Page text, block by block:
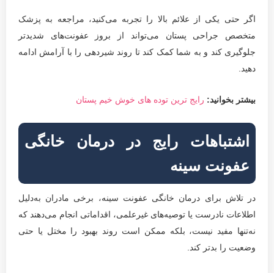
اگر حتی یکی از علائم بالا را تجربه می‌کنید، مراجعه به پزشک
متخصص جراحی پستان می‌تواند از بروز عفونت‌های شدیدتر
جلوگیری کند و به شما کمک کند تا روند شیردهی را با آرامش ادامه
دهید.
بیشتر بخوانید: رایج ترین توده های خوش خیم پستان
اشتباهات رایج در درمان خانگی
عفونت سینه
در تلاش برای درمان خانگی عفونت سینه، برخی مادران به‌دلیل
اطلاعات نادرست یا توصیه‌های غیرعلمی، اقداماتی انجام می‌دهند که
نه‌تنها مفید نیست، بلکه ممکن است روند بهبود را مختل یا حتی
وضعیت را بدتر کند.